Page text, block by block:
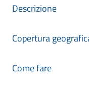
Descrizione
Copertura
Come fare